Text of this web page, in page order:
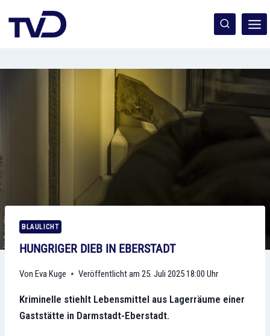
Inhalt
springen
BLAULICHT
HUNGRIGER DIEB IN EBERSTADT
Eva Kuge Veröffentlicht am 25. Juli 2025 18:00 Uhr
Kriminelle stiehlt Lebensmittel aus Lagerräume einer
Gaststätte in Darmstadt-Eberstadt.